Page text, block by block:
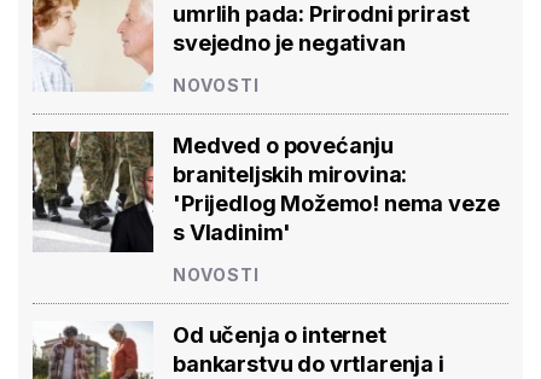
umrlih pada: Prirodni prirast
svejedno je negativan
NOVOSTI
Medved o povećanju
braniteljskih mirovina:
'Prijedlog Možemo! nema veze
s Vladinim'
NOVOSTI
Od učenja o internet
bankarstvu do vrtlarenja i